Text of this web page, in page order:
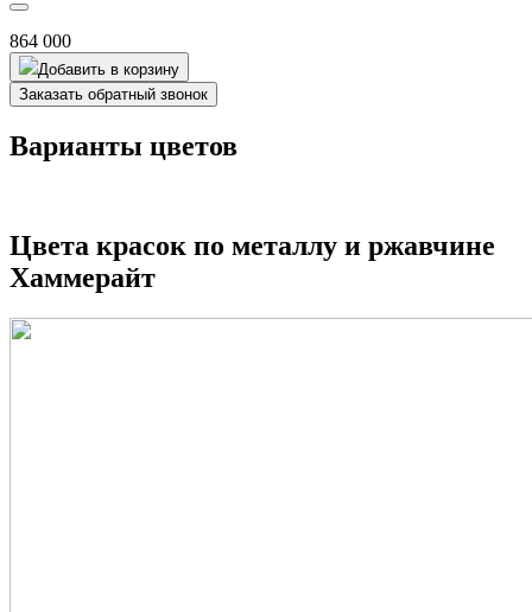
864 000
Добавить в корзину
Заказать обратный звонок
Варианты цветов
Цвета красок по металлу и ржавчине
Хаммерайт